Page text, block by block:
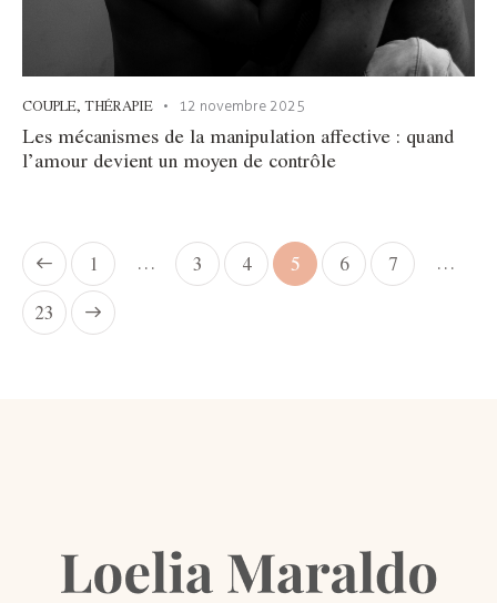
COUPLE, THÉRAPIE 12 novembre 2025
Les mécanismes de la manipulation affective : quand
l’amour devient un moyen de contrôle
1 … 3 4 5 6 7
…
23